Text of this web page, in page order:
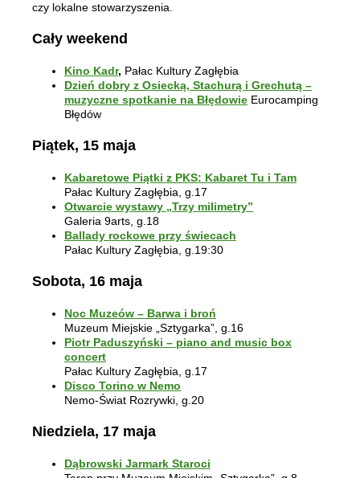
czy lokalne stowarzyszenia.
Cały weekend
Kino Kadr, Pałac Kultury Zagłębia
Dzień dobry z Osiecką, Stachurą i Grechutą –
muzyczne spotkanie na Błędowie Eurocamping
Błędów
Piątek, 15 maja
Kabaretowe Piątki z PKS: Kabaret Tu i Tam
Pałac Kultury Zagłębia, g.17
Otwarcie wystawy „Trzy milimetry”
Galeria 9arts, g.18
Ballady rockowe przy świecach
Pałac Kultury Zagłębia, g.19:30
Sobota, 16 maja
Noc Muzeów – Barwa i broń
Muzeum Miejskie „Sztygarka”, g.16
Piotr Paduszyński – piano and music box
concert
Pałac Kultury Zagłębia, g.17
Disco Torino w Nemo
Nemo-Świat Rozrywki, g.20
Niedziela, 17 maja
Dąbrowski Jarmark Staroci